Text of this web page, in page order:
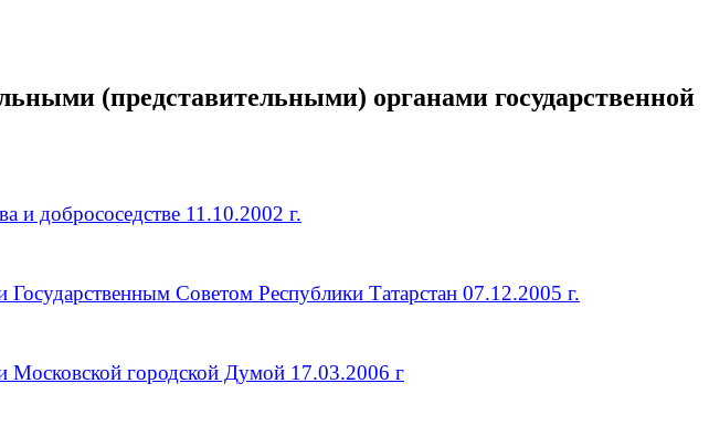
(представительными) органами государственной
и добрососедстве 11.10.2002 г.
Советом Республики Татарстан 07.12.2005 г.
городской Думой 17.03.2006 г